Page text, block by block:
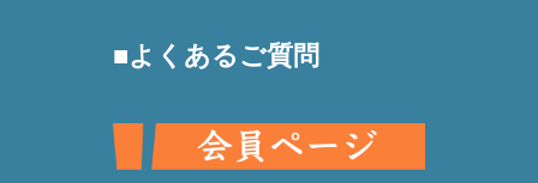
よくあるご質問